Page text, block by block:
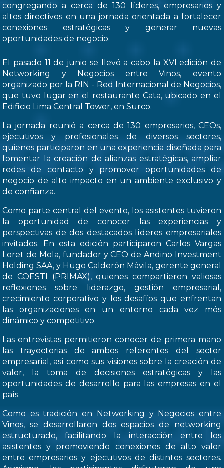
congregando a cerca de 130 líderes, empresarios y
altos directivos en una jornada orientada a fortalecer
conexiones estratégicas y generar nuevas
oportunidades de negocio.
El pasado 11 de junio se llevó a cabo la XVI edición de
Networking y Negocios entre Vinos, evento
organizado por la RIN - Red Internacional de Negocios,
que tuvo lugar en el restaurante Cata, ubicado en el
Edificio Lima Central Tower, en Surco.
La jornada reunió a cerca de 130 empresarios, CEOs,
ejecutivos y profesionales de diversos sectores,
quienes participaron en una experiencia diseñada para
fomentar la creación de alianzas estratégicas, ampliar
redes de contacto y promover oportunidades de
negocio de alto impacto en un ambiente exclusivo y
de confianza.
Como parte central del evento, los asistentes tuvieron
la oportunidad de conocer las experiencias y
perspectivas de dos destacados líderes empresariales
invitados. En esta edición participaron Carlos Vargas
Loret de Mola, fundador y CEO de Andino Investment
Holding SAA, y Hugo Calderón Mávila, gerente general
de COESTI (PRIMAX), quienes compartieron valiosas
reflexiones sobre liderazgo, gestión empresarial,
crecimiento corporativo y los desafíos que enfrentan
las organizaciones en un entorno cada vez mós
dinámico y competitivo.
Las entrevistas permitieron conocer de primera mano
las trayectorias de ambos referentes del sector
empresarial, así como sus visiones sobre la creación de
valor, la toma de decisiones estratégicas y las
oportunidades de desarrollo para las empresas en el
país.
Como es tradición en Networking y Negocios entre
Vinos, se desarrollaron dos espacios de networking
estructurado, facilitando la interacción entre los
asistentes y promoviendo conexiones de alto valor
entre empresarios y ejecutivos de distintos sectores.